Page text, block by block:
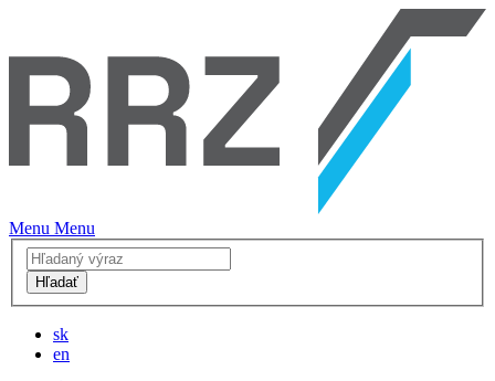
Menu Menu
Hľadať
sk
en